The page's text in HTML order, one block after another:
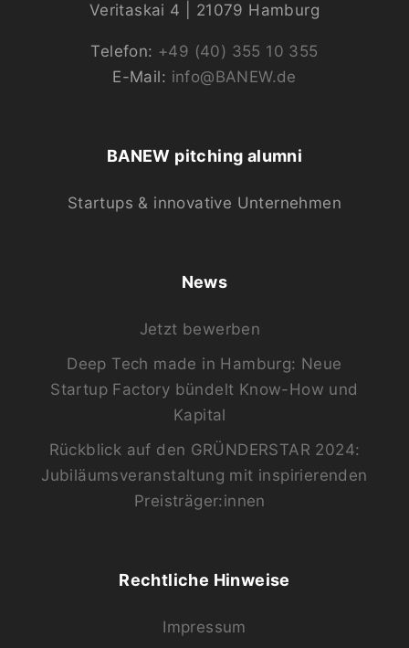
Veritaskai 4 | 21079 Hamburg
Telefon: +49 (40) 355 10 355
E-Mail: info@BANEW.de
BANEW pitching alumni
Startups & innovative Unternehmen
News
Jetzt bewerben
Deep Tech made in Hamburg: Neue
Startup Factory bündelt Know-How und
Kapital
Rückblick auf den GRÜNDERSTAR 2024:
Jubiläumsveranstaltung mit inspirierenden
Preisträger:innen
Rechtliche Hinweise
Impressum